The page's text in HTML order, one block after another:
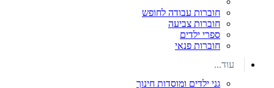
חוברות עבודה לחופש
חוברות צביעה
ספרי ילדים
חוברות פנאי
עוד...
גני ילדים ומוסדות חינוך